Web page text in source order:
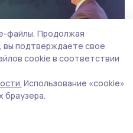
файлы. Продолжая
вы подтверждаете свое
cookie в соответствии
Использование «cookie»
браузера.